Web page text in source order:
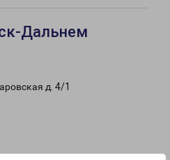
Дальнем
д. 4/1